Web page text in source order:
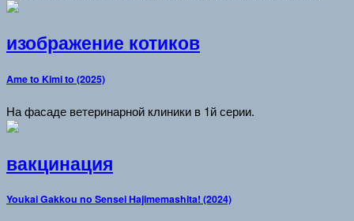
изображение котиков
Ame to Kimi to (2025)
На фасаде ветеринарной клиники в 1й серии.
вакцинация
Youkai Gakkou no Sensei Hajimemashita! (2024)